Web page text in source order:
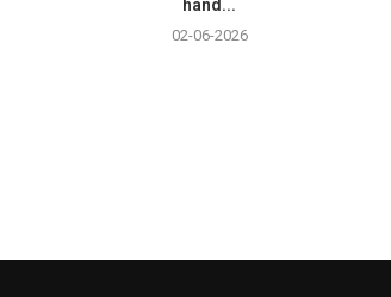
hand...
02-06-2026